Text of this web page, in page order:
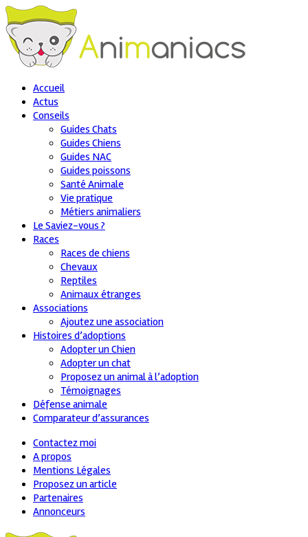
Accueil
Actus
Conseils
Guides Chats
Guides Chiens
Guides NAC
Guides poissons
Santé Animale
Vie pratique
Métiers animaliers
Le Saviez-vous ?
Races
Races de chiens
Chevaux
Reptiles
Animaux étranges
Associations
Ajoutez une association
Histoires d’adoptions
Adopter un Chien
Adopter un chat
Proposez un animal à l’adoption
Témoignages
Défense animale
Comparateur d’assurances
Contactez moi
A propos
Mentions Légales
Proposez un article
Partenaires
Annonceurs